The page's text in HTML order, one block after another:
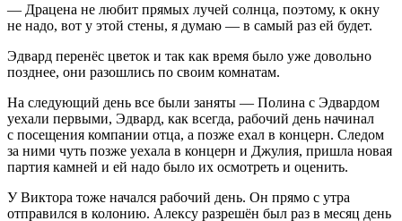
— Драцена не любит прямых лучей солнца, поэтому, к окну
не надо, вот у этой стены, я думаю — в самый раз ей будет.
Эдвард перенёс цветок и так как время было уже довольно
позднее, они разошлись по своим комнатам.
На следующий день все были заняты — Полина с Эдвардом
уехали первыми, Эдвард, как всегда, рабочий день начинал
с посещения компании отца, а позже ехал в концерн. Следом
за ними чуть позже уехала в концерн и Джулия, пришла новая
партия камней и ей надо было их осмотреть и оценить.
У Виктора тоже начался рабочий день. Он прямо с утра
отправился в колонию. Алексу разрешён был раз в месяц день